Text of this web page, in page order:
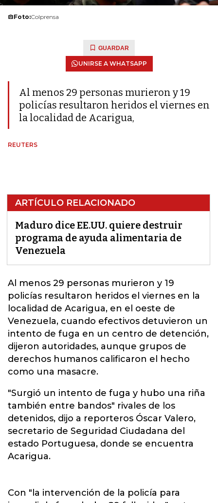
Foto:Colprensa
GUARDAR
UNIRSE A WHATSAPP
Al menos 29 personas murieron y 19
policías resultaron heridos el viernes en
la localidad de Acarigua,
REUTERS
ARTÍCULO RELACIONADO
Maduro dice EE.UU. quiere destruir
programa de ayuda alimentaria de
Venezuela
Al menos 29 personas murieron y 19
policías resultaron heridos el viernes en la
localidad de Acarigua, en el oeste de
Venezuela, cuando efectivos detuvieron un
intento de fuga en un centro de detención,
dijeron autoridades, aunque grupos de
derechos humanos calificaron el hecho
como una masacre.
"Surgió un intento de fuga y hubo una riña
también entre bandos" rivales de los
detenidos, dijo a reporteros Óscar Valero,
secretario de Seguridad Ciudadana del
estado Portuguesa, donde se encuentra
Acarigua.
Con "la intervención de la policía para